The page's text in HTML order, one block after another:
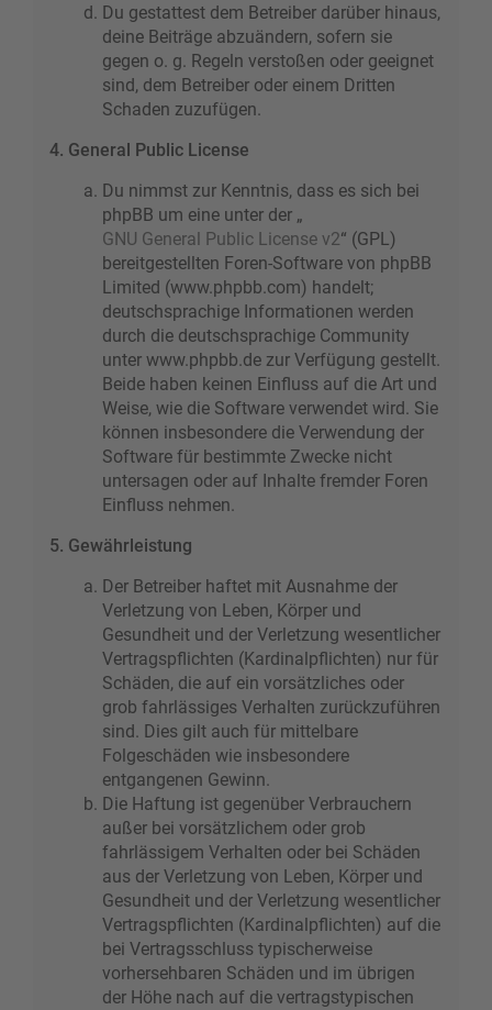
Du gestattest dem Betreiber darüber hinaus,
deine Beiträge abzuändern, sofern sie
gegen o. g. Regeln verstoßen oder geeignet
sind, dem Betreiber oder einem Dritten
Schaden zuzufügen.
4. General Public License
Du nimmst zur Kenntnis, dass es sich bei
phpBB um eine unter der „
GNU General Public License v2“ (GPL)
bereitgestellten Foren-Software von phpBB
Limited (www.phpbb.com) handelt;
deutschsprachige Informationen werden
durch die deutschsprachige Community
unter www.phpbb.de zur Verfügung gestellt.
Beide haben keinen Einfluss auf die Art und
Weise, wie die Software verwendet wird. Sie
können insbesondere die Verwendung der
Software für bestimmte Zwecke nicht
untersagen oder auf Inhalte fremder Foren
Einfluss nehmen.
5. Gewährleistung
Der Betreiber haftet mit Ausnahme der
Verletzung von Leben, Körper und
Gesundheit und der Verletzung wesentlicher
Vertragspflichten (Kardinalpflichten) nur für
Schäden, die auf ein vorsätzliches oder
grob fahrlässiges Verhalten zurückzuführen
sind. Dies gilt auch für mittelbare
Folgeschäden wie insbesondere
entgangenen Gewinn.
Die Haftung ist gegenüber Verbrauchern
außer bei vorsätzlichem oder grob
fahrlässigem Verhalten oder bei Schäden
aus der Verletzung von Leben, Körper und
Gesundheit und der Verletzung wesentlicher
Vertragspflichten (Kardinalpflichten) auf die
bei Vertragsschluss typischerweise
vorhersehbaren Schäden und im übrigen
der Höhe nach auf die vertragstypischen